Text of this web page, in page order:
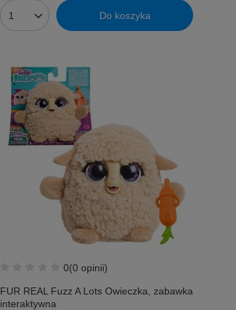
Do koszyka
0(0 opinii)
FUR REAL Fuzz A Lots Owieczka, zabawka
interaktywna